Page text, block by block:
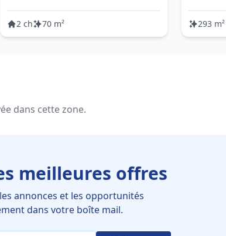
2 ch 70 m² 293 m²
dans cette zone.
meilleures offres
annonces et les opportunités
dans votre boîte mail.